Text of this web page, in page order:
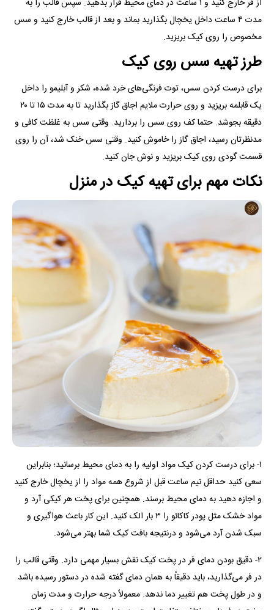
مدت ۴ ساعت داخل یخچال بگذارید بماند و بعد از قالب خارج کنید و سس
مخصوص را روی کیک بریزید.
طرز تهیه سس روی کیک
برای درست کردن سس، توت فرنگی‌های خرد شده، شکر و آبلیمو را داخل
یک قابلمه بریزید و روی حرارت ملایم اجاق گاز بگذارید تا به مدت ۱۵ تا ۲۰
دقیقه بجوشد. حتما کف روی سس را بردارید. وقتی سس به غلظت کافی و
مدنظرتان رسید، اجاق گاز را خاموش کنید. وقتی سس خنک شد، آن را روی
قسمت گودی روی کیک بریزید و نوش جان کنید.
نکات مهم برای تهیه کیک در منزل
۱- برای درست کردن کیک مواد اولیه را به دمای محیط برسانید؛ بنابراین
سعی کنید حداقل نیم ساعت قبل از شروع همه مواد را از یخچال خارج کنید
و اجازه دهید به دمای محیط برسند. همچنین برای پخت هر کیکی آرد و
مواد خشک مثل پودر کاکائو را ۳ بار الک کنید. این کار باعث هواگیری و
سبک شدن آرد می‌شود و درنتیجه بافت کیک شما بهتر می‌شود.
۲- دقیق بودن دمای فر در پخت کیک نقش بسیار مهمی دارد. وقتی قالب را
در فر می‌گذارید، باید دقیقاً به همان دمای گفته شده در دستور رسیده باشد
و در طول پخت هم تغییر دما ندهد. معمولاً درجه حرارت و مدت زمان